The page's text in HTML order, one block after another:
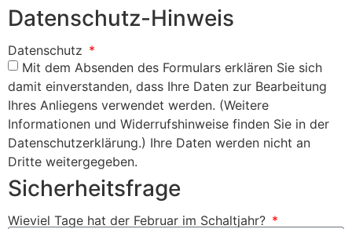
Datenschutz-Hinweis
Datenschutz
Mit dem Absenden des Formulars erklären Sie sich
damit einverstanden, dass Ihre Daten zur Bearbeitung
Ihres Anliegens verwendet werden. (Weitere
Informationen und Widerrufshinweise finden Sie in der
Datenschutzerklärung.) Ihre Daten werden nicht an
Dritte weitergegeben.
Sicherheitsfrage
Wieviel Tage hat der Februar im Schaltjahr?